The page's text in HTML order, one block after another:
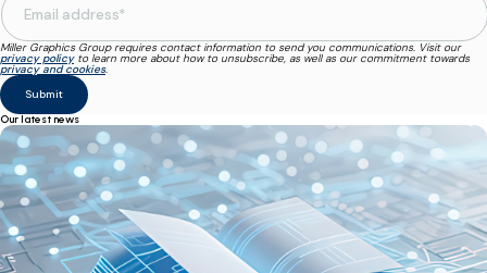
Miller Graphics Group requires contact information to send you communications. Visit our
privacy policyto learn more about how to unsubscribe, as well as our commitment towards
privacy and cookies.
Our latest news